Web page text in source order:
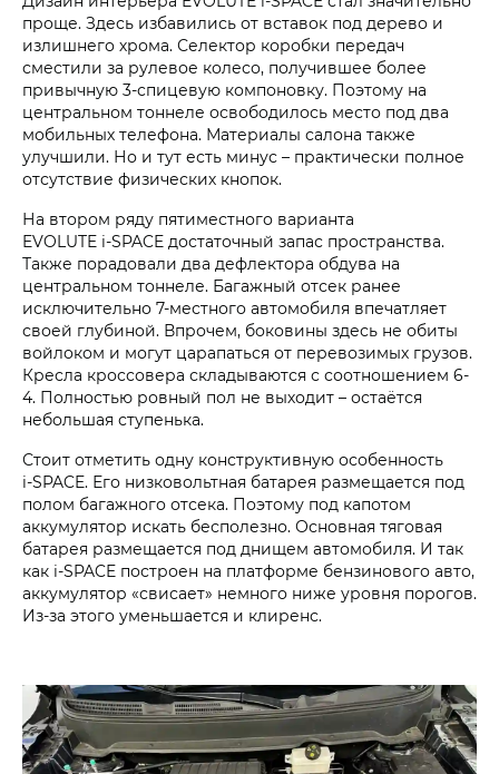
проще. Здесь избавились от вставок под дерево и
излишнего хрома. Селектор коробки передач
сместили за рулевое колесо, получившее более
привычную 3-спицевую компоновку. Поэтому на
центральном тоннеле освободилось место под два
мобильных телефона. Материалы салона также
улучшили. Но и тут есть минус – практически полное
отсутствие физических кнопок.
На втором ряду пятиместного варианта
EVOLUTE i‑SPACE достаточный запас пространства.
Также порадовали два дефлектора обдува на
центральном тоннеле. Багажный отсек ранее
исключительно 7-местного автомобиля впечатляет
своей глубиной. Впрочем, боковины здесь не обиты
войлоком и могут царапаться от перевозимых грузов.
Кресла кроссовера складываются с соотношением 6-
4. Полностью ровный пол не выходит – остаётся
небольшая ступенька.
Стоит отметить одну конструктивную особенность
i‑SPACE. Его низковольтная батарея размещается под
полом багажного отсека. Поэтому под капотом
аккумулятор искать бесполезно. Основная тяговая
батарея размещается под днищем автомобиля. И так
как i‑SPACE построен на платформе бензинового авто,
аккумулятор «свисает» немного ниже уровня порогов.
Из-за этого уменьшается и клиренс.